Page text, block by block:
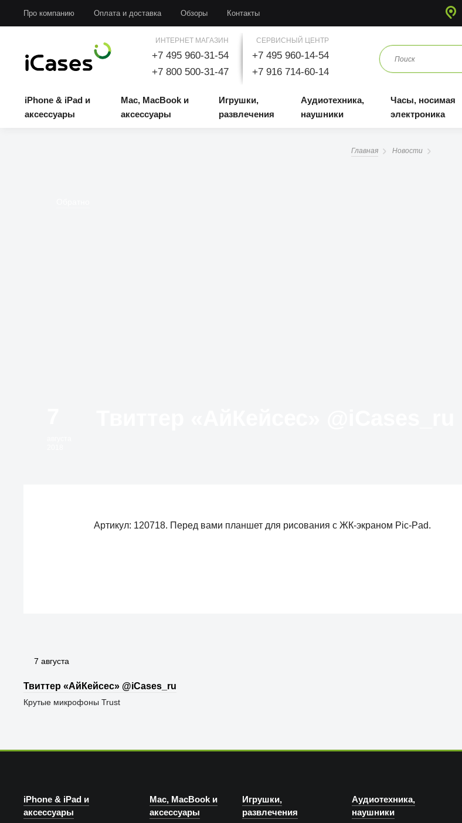
Про компанию Оплата и доставка Обзоры Контакты
ИНТЕРНЕТ МАГАЗИН
+7 495 960-31-54
+7 800 500-31-47
СЕРВИСНЫЙ ЦЕНТР
+7 495 960-14-54
+7 916 714-60-14
iPhone & iPad и
аксессуары
Mac, MacBook и
аксессуары
Игрушки,
развлечения
Аудиотехника,
наушники
Часы, носимая
электроника
Главная Новости
Артикул: 120718. Перед вами планшет для рисования с ЖК-экраном Pic-Pad.
7 августа
Твиттер «АйКейсес» ‏@iCases_ru
Крутые микрофоны Trust
iPhone & iPad и
аксессуары
Mac, MacBook и
аксессуары
Игрушки,
развлечения
Аудиотехника,
наушники